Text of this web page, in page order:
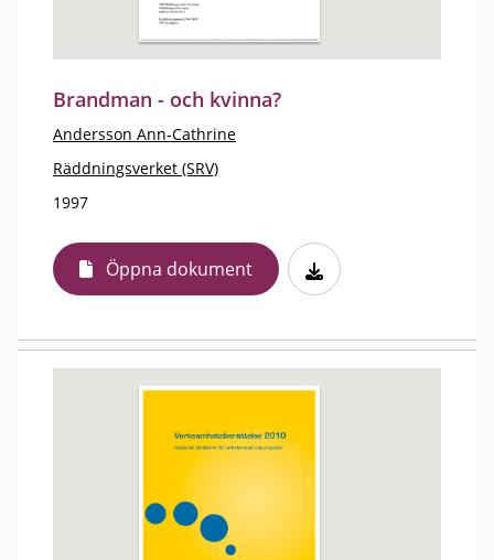
Brandman - och kvinna?
Andersson Ann-Cathrine
Räddningsverket (SRV)
1997
Öppna dokument